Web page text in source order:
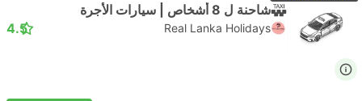
شاحنة ل 8 أشخاص | سيارات الأجرة
Real Lanka Holidays
4.5